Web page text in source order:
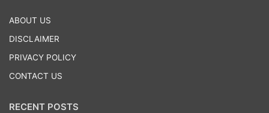
ABOUT US
DISCLAIMER
PRIVACY POLICY
CONTACT US
RECENT POSTS